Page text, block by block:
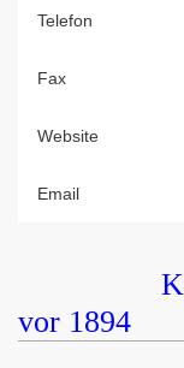
Telefon
Fax
Website
Email
vor 1894